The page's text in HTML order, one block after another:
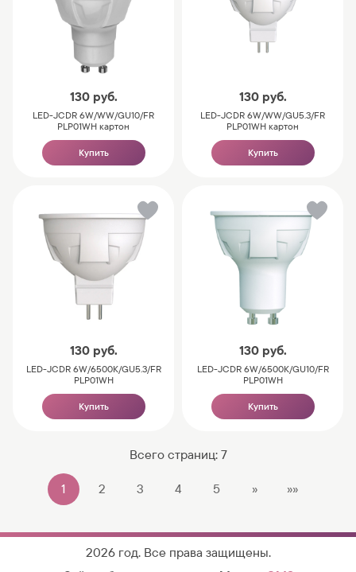
130 руб.
LED-JCDR 6W/WW/GU10/FR
PLP01WH картон
Купить
130 руб.
LED-JCDR 6W/WW/GU5.3/FR
PLP01WH картон
Купить
130 руб.
LED-JCDR 6W/6500K/GU5.3/FR
PLP01WH
Купить
130 руб.
LED-JCDR 6W/6500K/GU10/FR
PLP01WH
Купить
Всего страниц:7
1 2 3 4 5 » »»
2026 год. Все права защищены.